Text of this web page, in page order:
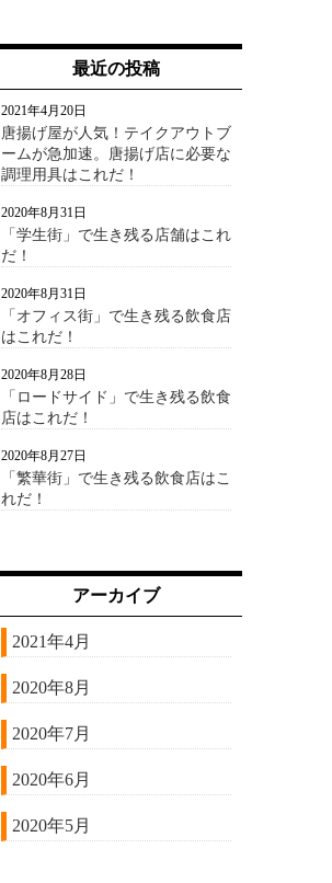
最近の投稿
唐揚げ屋が人気！テイクアウトブ
ームが急加速。唐揚げ店に必要な
調理用具はこれだ！
2021年4月20日
「学生街」で生き残る店舗はこれ
だ！
2020年8月31日
「オフィス街」で生き残る飲食店
はこれだ！
2020年8月31日
「ロードサイド」で生き残る飲食
店はこれだ！
2020年8月28日
「繁華街」で生き残る飲食店はこ
れだ！
2020年8月27日
アーカイブ
2021年4月
2020年8月
2020年7月
2020年6月
2020年5月